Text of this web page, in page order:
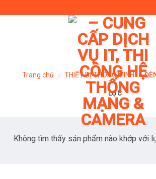
to
Trang chủ / THIẾT BỊ THÔNG MINH /
LỌC
Không tìm thấy sản phẩm nào khớp với